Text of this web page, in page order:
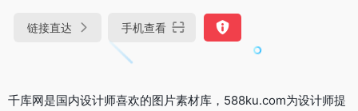
链接直达 手机查看
千库网是国内设计师喜欢的图片素材库，588ku.com为设计师提